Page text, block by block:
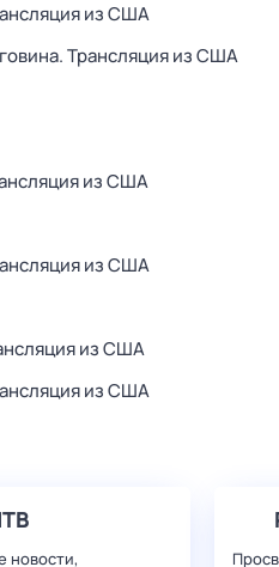
из США
Трансляция из США
из США
из США
из США
из США
новости,